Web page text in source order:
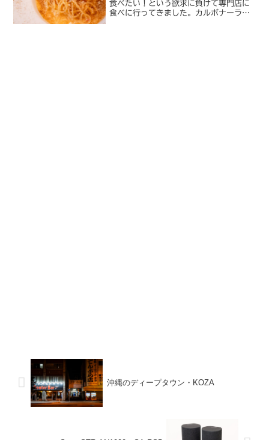
食べたい！という欲求に負けて専門店に
食べに行ってきました。カルボナーラ専
沖縄のディープタウン・KOZA